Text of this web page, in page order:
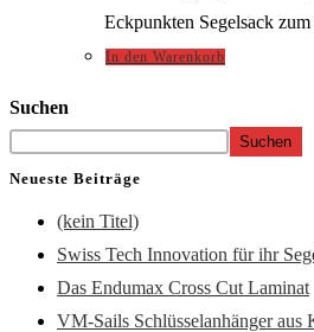
Eckpunkten Segelsack zum
In den Warenkorb
Suchen
Suchen
Neueste Beiträge
(kein Titel)
Swiss Tech Innovation für ihr
Das Endumax Cross Cut Laminat
VM-Sails Schlüsselanhänger aus